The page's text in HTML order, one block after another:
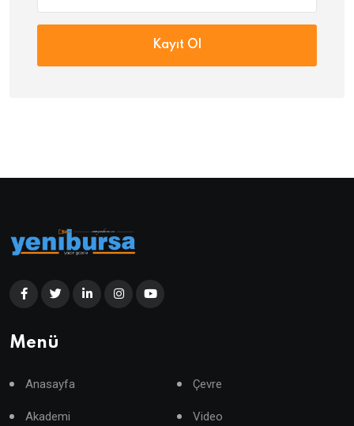
Kayıt Ol
Menü
Anasayfa Çevre
Akademi Video